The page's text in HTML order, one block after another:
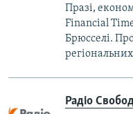
Празі,
Financial
Брюсселі.
Радіо